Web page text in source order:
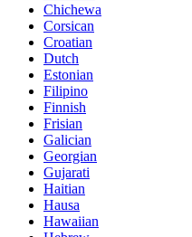
Chichewa
Corsican
Croatian
Dutch
Estonian
Filipino
Finnish
Frisian
Galician
Georgian
Gujarati
Haitian
Hausa
Hawaiian